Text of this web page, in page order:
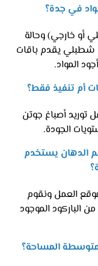
أو خارجي) وحالة
يقدم باقات
المواد.
أصباغ جوتن
الجودة.
الدهان يستخدم
العمل ونقوم
الباركود الموجود